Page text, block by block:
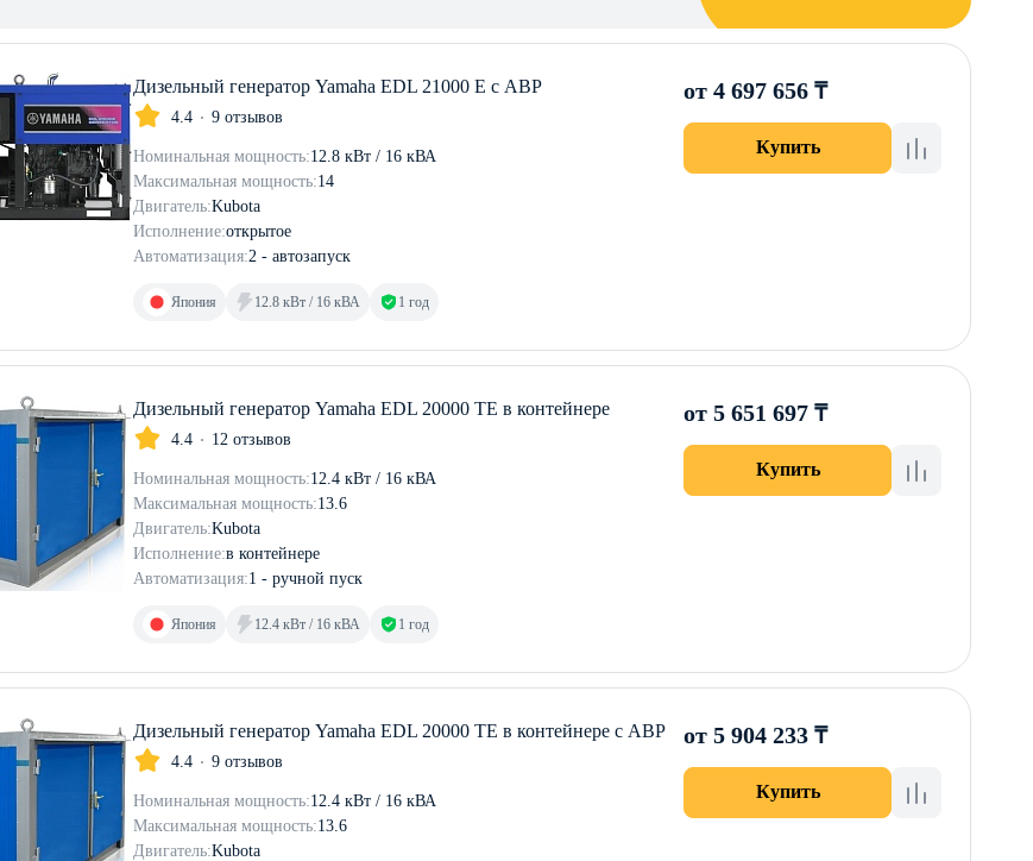
Дизельный генератор Yamaha EDL 21000 E с АВР
4.4 9 отзывов
Номинальная мощность:12.8 кВт / 16 кВА
Максимальная мощность:14
Двигатель:Kubota
Исполнение:открытое
Автоматизация:2 - автозапуск
Япония 12.8 кВт / 16 кВА 1 год
от 4 697 656 ₸
Купить
Дизельный генератор Yamaha EDL 20000 TE в контейнере
4.4 12 отзывов
Номинальная мощность:12.4 кВт / 16 кВА
Максимальная мощность:13.6
Двигатель:Kubota
Исполнение:в контейнере
Автоматизация:1 - ручной пуск
Япония 12.4 кВт / 16 кВА 1 год
от 5 651 697 ₸
Купить
Дизельный генератор Yamaha EDL 20000 TE в контейнере с АВР
4.4 9 отзывов
Номинальная мощность:12.4 кВт / 16 кВА
Максимальная мощность:13.6
Двигатель:Kubota
от 5 904 233 ₸
Купить